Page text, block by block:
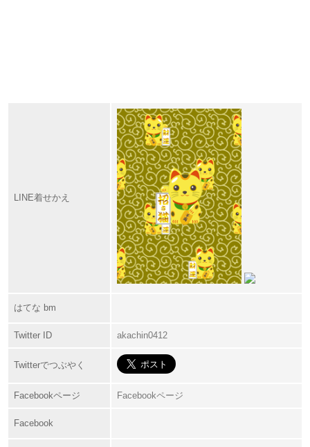
LINE着せかえ
はてな bm
Twitter ID akachin0412
Twitterでつぶやく
Facebookページ Facebookページ
Facebook